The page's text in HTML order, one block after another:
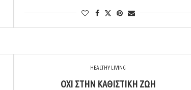
HEALTHY LIVING
ΌΧΙ ΣΤΗΝ ΚΑΘΙΣΤΙΚΉ ΖΩΉ